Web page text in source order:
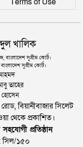
খালিক
সুপ্রীম কোর্ট।
সুপ্রীম কোর্ট।
তাহের
হোসেন
বিয়ানীবাজার সিলেট
থেকে প্রকাশিত।
প্রতিষ্ঠান
সিল/১৫০